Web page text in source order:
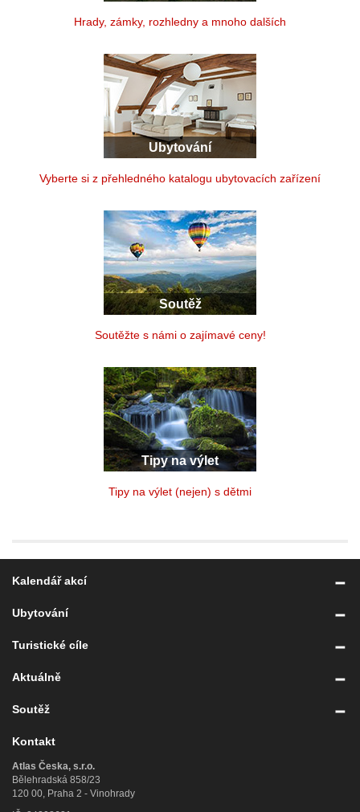
Hrady, zámky, rozhledny a mnoho dalších
Ubytování
Vyberte si z přehledného katalogu ubytovacích zařízení
Soutěž
Soutěžte s námi o zajímavé ceny!
Tipy na výlet
Tipy na výlet (nejen) s dětmi
Kalendář akcí
Ubytování
Turistické cíle
Aktuálně
Soutěž
Kontakt
Atlas Česka, s.r.o.
Bělehradská 858/23
120 00, Praha 2 - Vinohrady